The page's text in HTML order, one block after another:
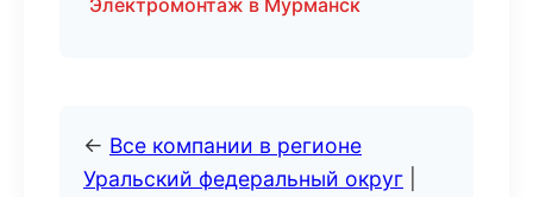
Электромонтаж в Мурманск
← Все компании в регионе
Уральский федеральный округ